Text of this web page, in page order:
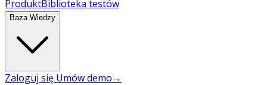
ProduktBiblioteka testów
Baza Wiedzy
Zaloguj się Umów demo→